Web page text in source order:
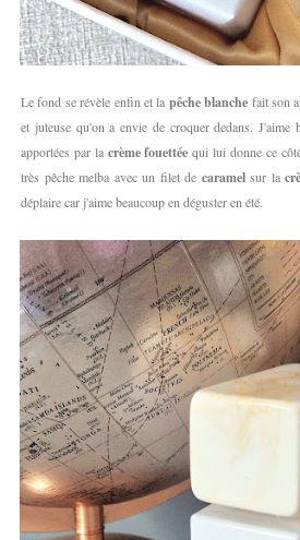
Le fond se révèle enfin et la pêche blanche fait son
et juteuse qu'on a envie de croquer dedans. J'aime
apportées par lacrème fouettée qui lui donne ce
très pêche melba avec un filet de caramel sur la
déplaire car j'aime beaucoup en déguster en été.